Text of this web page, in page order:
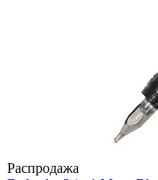
Распродажа